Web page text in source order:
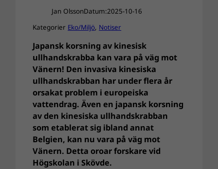
Jan OlssonDatum:2025-10-16
Kategorier Eko/Miljö, Notiser
Japansk korsning av kinesisk
ullhandskrabba kan vara på väg mot
Vänern! Den invasiva kinesiska
ullhandskrabban har under flera år
orsakat problem i europeiska
vattendrag. Även en japansk korsning
av den kinesiska ullhandskrabban
som etablerat sig ibland annat
Belgien, kan nu vara på väg mot
Vänern. Detta oroar forskare vid
Högskolan i Skövde.